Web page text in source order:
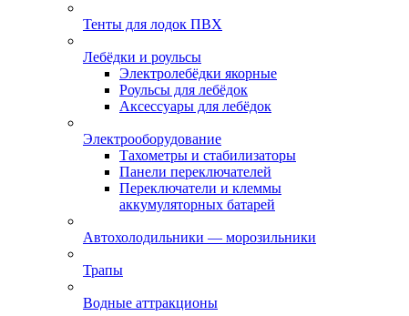
Тенты для лодок ПВХ
Лебёдки и роульсы
Электролебёдки якорные
Роульсы для лебёдок
Аксессуары для лебёдок
Электрооборудование
Тахометры и стабилизаторы
Панели переключателей
Переключатели и клеммы
аккумуляторных батарей
Автохолодильники — морозильники
Трапы
Водные аттракционы